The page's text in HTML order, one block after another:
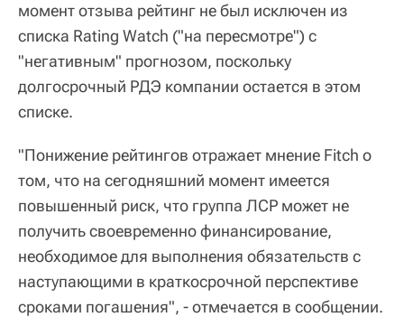
момент отзыва рейтинг не был исключен из
списка Rating Watch ("на пересмотре") с
"негативным" прогнозом, поскольку
долгосрочный РДЭ компании остается в этом
списке.
"Понижение рейтингов отражает мнение Fitch о
том, что на сегодняшний момент имеется
повышенный риск, что группа ЛСР может не
получить своевременно финансирование,
необходимое для выполнения обязательств с
наступающими в краткосрочной перспективе
сроками погашения", - отмечается в сообщении.